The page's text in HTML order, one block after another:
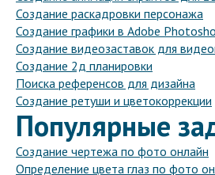
Создание раскадровки персонажа
Создание графики в Adobe
Создание видеозаставок для
Создание 2д планировки
Поиска референсов для дизайна
Создание ретуши и цветокоррекции
Популярные
Создание чертежа по фото онлайн
Определение цвета глаз по фото